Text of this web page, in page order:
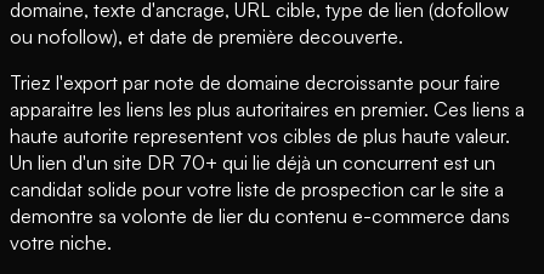
domaine, texte d'ancrage, URL cible, type de lien (dofollow
ou nofollow), et date de première decouverte.
Triez l'export par note de domaine decroissante pour faire
apparaitre les liens les plus autoritaires en premier. Ces liens a
haute autorite representent vos cibles de plus haute valeur.
Un lien d'un site DR 70+ qui lie déjà un concurrent est un
candidat solide pour votre liste de prospection car le site a
demontre sa volonte de lier du contenu e-commerce dans
votre niche.